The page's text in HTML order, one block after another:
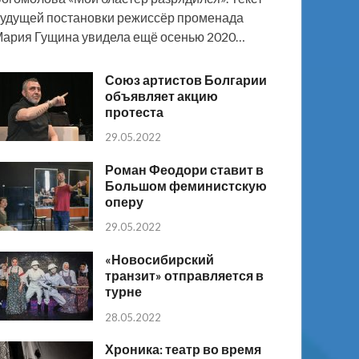
постановки режиссёр променада
Гущина увидела ещё осенью 2020…
Союз артистов Болгарии
объявляет акцию
протеста
29.05.2022
Роман Феодори ставит в
Большом феминистскую
оперу
29.05.2022
«Новосибирский
транзит» отправляется в
турне
28.05.2022
Хроника: театр во время